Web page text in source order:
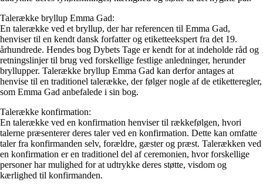
Talerække bryllup Emma Gad:
En talerække ved et bryllup, der har referencen til Emma Gad,
henviser til en kendt dansk forfatter og etiketteekspert fra det 19.
århundrede. Hendes bog Dybets Tage er kendt for at indeholde råd og
retningslinjer til brug ved forskellige festlige anledninger, herunder
bryllupper. Talerække bryllup Emma Gad kan derfor antages at
henvise til en traditionel talerække, der følger nogle af de etiketteregler,
som Emma Gad anbefalede i sin bog.
Talerække konfirmation:
En talerække ved en konfirmation henviser til rækkefølgen, hvori
talerne præsenterer deres taler ved en konfirmation. Dette kan omfatte
taler fra konfirmanden selv, forældre, gæster og præst. Talerækken ved
en konfirmation er en traditionel del af ceremonien, hvor forskellige
personer har mulighed for at udtrykke deres støtte, visdom og
kærlighed til konfirmanden.